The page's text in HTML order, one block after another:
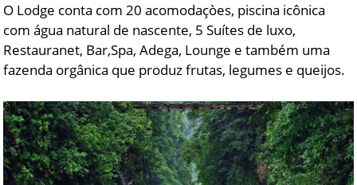
O Lodge conta com 20 acomodaçòes, piscina icônica
com água natural de nascente, 5 Suítes de luxo,
Restauranet, Bar,Spa, Adega, Lounge e também uma
fazenda orgânica que produz frutas, legumes e queijos.